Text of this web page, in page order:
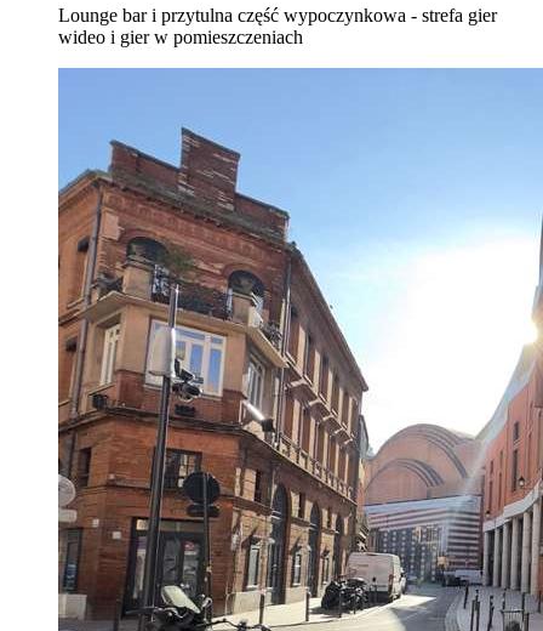
Lounge bar i przytulna część wypoczynkowa - strefa gier
wideo i gier w pomieszczeniach